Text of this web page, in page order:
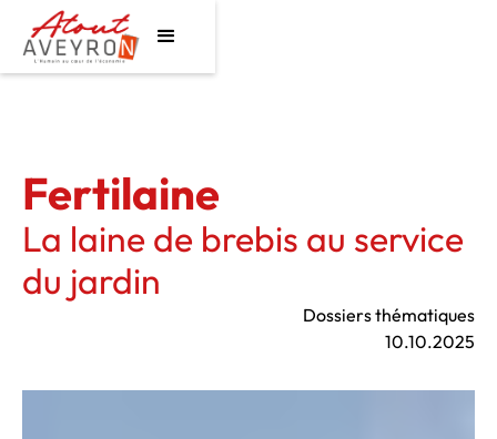
Fertilaine
La laine de brebis au service
du jardin
Dossiers thématiques
10.10.2025